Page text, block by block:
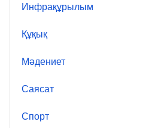
Инфрақұрылым
Құқық
Мәдениет
Саясат
Спорт